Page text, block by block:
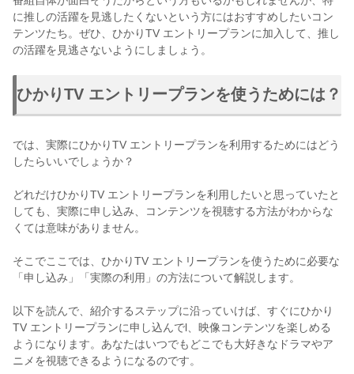
に推しの活躍を見逃したくないという方にはおすすめしたいコン
テンツたち。ぜひ、ひかりTV エントリープランに加入して、推し
の活躍を見逃さないようにしましょう。
ひかりTV エントリープランを使うためには？
では、実際にひかりTV エントリープランを利用するためにはどう
したらいいでしょうか？
どれだけひかりTV エントリープランを利用したいと思っていたと
しても、実際に申し込み、コンテンツを視聴する方法がわからな
くては意味がありません。
そこでここでは、ひかりTV エントリープランを使うために必要な
「申し込み」「実際の利用」の方法について解説します。
以下を読んで、紹介するステップに沿っていけば、すぐにひかり
TV エントリープランに申し込んでl、映像コンテンツを楽しめる
ようになります。あなたはいつでもどこでも大好きなドラマやア
ニメを視聴できるようになるのです。